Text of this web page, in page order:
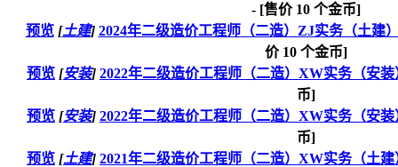
- [售价 10个金币]
预览 [土建] 2024年二级造价工程师（二造）ZJ实务（土建
价 10个金币]
预览 [安装] 2022年二级造价工程师（二造）XW实务（安
币]
预览 [安装] 2022年二级造价工程师（二造）XW实务（安
币]
预览 [土建] 2021年二级造价工程师（二造）XW实务（土